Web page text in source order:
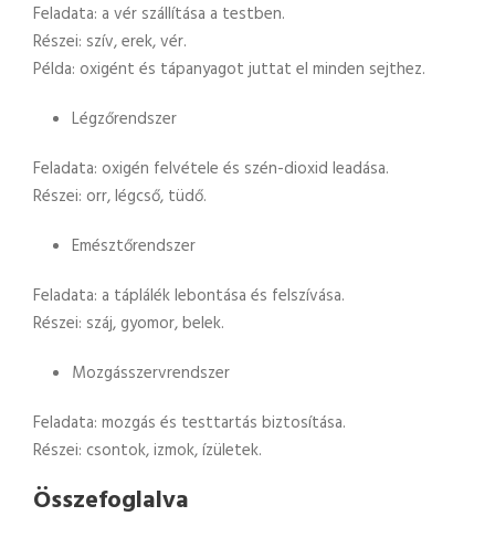
Feladata: a vér szállítása a testben.
Részei: szív, erek, vér.
Példa: oxigént és tápanyagot juttat el minden sejthez.
Légzőrendszer
Feladata: oxigén felvétele és szén-dioxid leadása.
Részei: orr, légcső, tüdő.
Emésztőrendszer
Feladata: a táplálék lebontása és felszívása.
Részei: száj, gyomor, belek.
Mozgásszervrendszer
Feladata: mozgás és testtartás biztosítása.
Részei: csontok, izmok, ízületek.
Összefoglalva